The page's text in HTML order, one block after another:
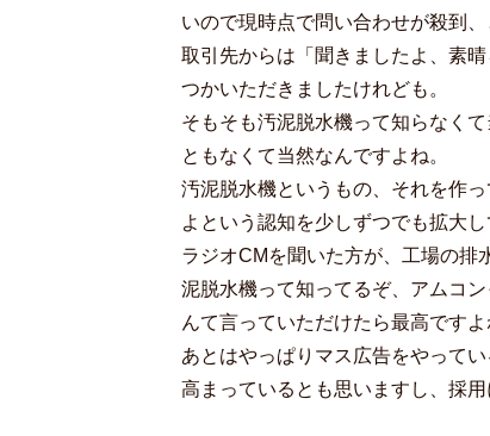
いので現時点で問い合わせが殺到、
取引先からは「聞きましたよ、素
つかいただきましたけれども。
そもそも汚泥脱水機って知らなく
ともなくて当然なんですよね。
汚泥脱水機というもの、それを作
よという認知を少しずつでも拡大
ラジオCMを聞いた方が、工場の排
泥脱水機って知ってるぞ、アムコ
んて言っていただけたら最高ですよ
あとはやっぱりマス広告をやって
高まっているとも思いますし、採